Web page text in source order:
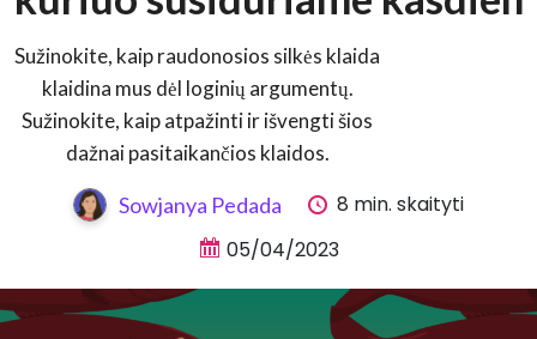
Sužinokite, kaip raudonosios silkės klaida
klaidina mus dėl loginių argumentų.
Sužinokite, kaip atpažinti ir išvengti šios
dažnai pasitaikančios klaidos.
Sowjanya Pedada
8 min. skaityti
05/04/2023